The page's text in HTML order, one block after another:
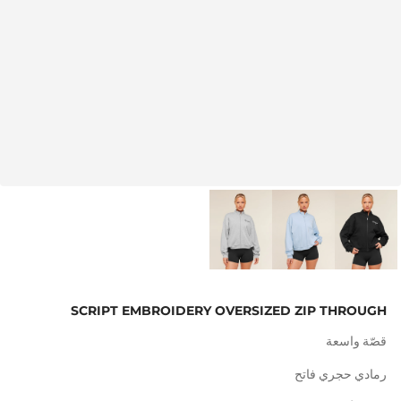
SCRIPT EMBROIDERY OVERSIZED ZIP THROUGH
قصّة واسعة
رمادي حجري فاتح